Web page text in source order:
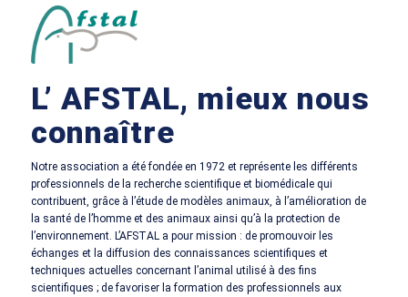
L’ AFSTAL, mieux nous
connaître
Notre association a été fondée en 1972 et représente les différents
professionnels de la recherche scientifique et biomédicale qui
contribuent, grâce à l’étude de modèles animaux, à l’amélioration de
la santé de l’homme et des animaux ainsi qu’à la protection de
l’environnement. L’AFSTAL a pour mission : de promouvoir les
échanges et la diffusion des connaissances scientifiques et
techniques actuelles concernant l’animal utilisé à des fins
scientifiques ; de favoriser la formation des professionnels aux